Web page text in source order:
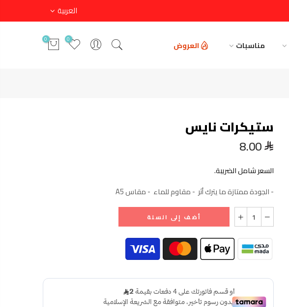
العربية
مناسبات العروض 0
0
ستيكرات نايس
8.00
السعر شامل الضريبة.
- الجودة ممتازة ما يترك أثر - مقاوم للماء - مقاس A5
أضف إلى السلة